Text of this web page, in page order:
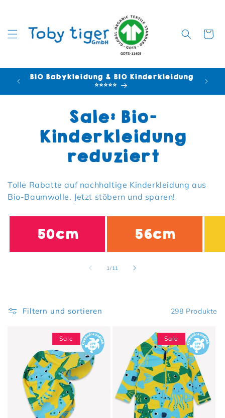
BIO Babykleidung & BIO Kinderkleidung
⭐⭐⭐⭐⭐
Kategorie:
Sale: Bio-
Kinderkleidung
reduziert
Tolle Rabatte auf nachhaltige Kinderkleidung aus
Bio-Baumwolle. Jetzt stöbern und sparen!
50cm 56cm
1 /von
11
Filtern und sortieren 298 Produkte
Sale Sale